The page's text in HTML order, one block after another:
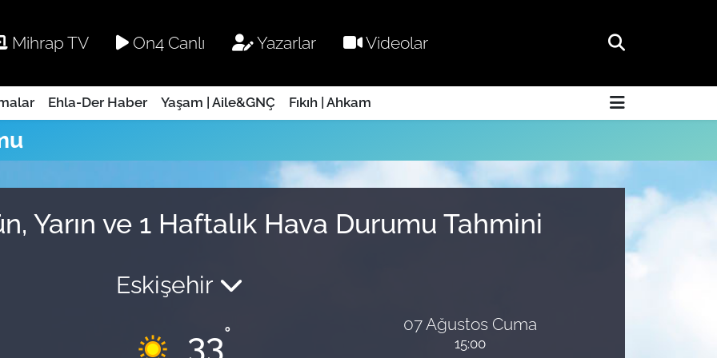
Mihrap TV On4 Canlı Yazarlar Videolar
Ehla-Der Haber Yaşam | Aile&GNÇ Fıkıh | Ahkam
Yarın ve 1 Haftalık Hava Durumu Tahmini
Eskişehir
33° 07 Ağustos Cuma
15:00